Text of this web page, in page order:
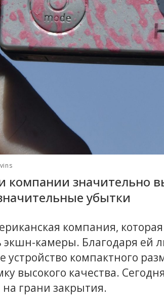
компании значительно
убытки
компания,
экшн-камеры. Благодаря ей
устройство компактного
высокого качества.
на грани закрытия.